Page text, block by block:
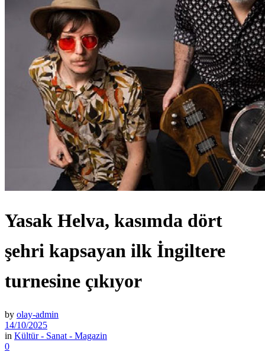
Yasak Helva, kasımda dört
şehri kapsayan ilk İngiltere
turnesine çıkıyor
by olay-admin
14/10/2025
in Kültür - Sanat - Magazin
0